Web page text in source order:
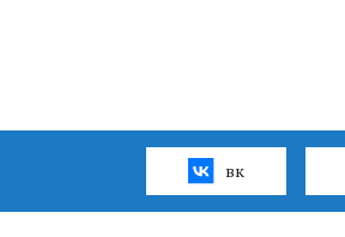
вк